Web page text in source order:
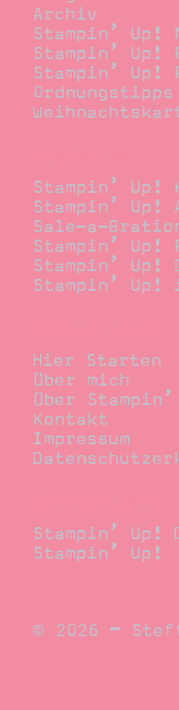
Archiv
Stampin’ Up!
Stampin’
Stampin’ Up!
Ordnungstipps
Stampin’ Up!
Stampin’ Up!
Sale-a-
Stampin’
Stampin’ Up!
Stampin’ Up!
Hier Starten
Über mich
Über Stampin’
Kontakt
Impressum
Stampin’ Up!
Stampin’ Up!
© 2026 –